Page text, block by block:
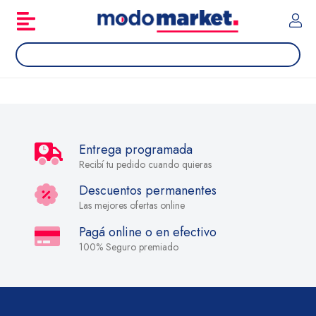
Entrega programada
Recibí tu pedido cuando quieras
Descuentos permanentes
Las mejores ofertas online
Pagá online o en efectivo
100% Seguro premiado